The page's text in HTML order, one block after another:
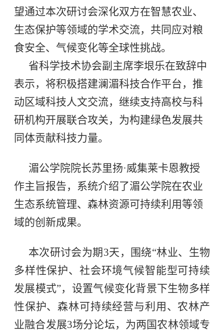
望通过本次研讨会深化双方在智慧农业、
生态保护等领域的学术交流，共同应对粮
食安全、气候变化等全球性挑战。
省科学技术协会副主席李垠乐在致辞中
表示，将积极搭建澜湄科技合作平台，推
动区域科技人文交流，继续支持高校与科
研机构开展联合攻关，为构建绿色发展共
同体贡献科技力量。
湄公学院院长苏里扬·威集莱卡恩教授
作主旨报告，系统介绍了湄公学院在农业
生态系统管理、森林资源可持续利用等领
域的创新成果。
本次研讨会为期3天，围绕“林业、生物
多样性保护、社会环境气候智能型可持续
发展模式”，设置气候变化背景下生物多样
性保护、森林可持续经营与利用、农林产
业融合发展3场分论坛，为两国农林领域专